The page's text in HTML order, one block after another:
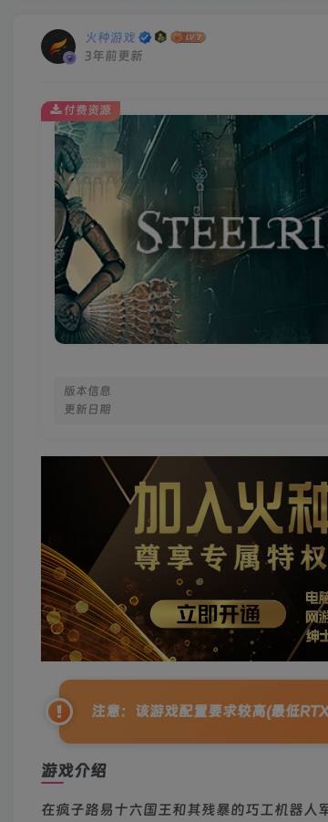
火种游戏
3年前更新
版本信息
更新日期
付费资源
注意：该游戏配置要求较高(最低
游戏介绍
在疯子路易十六国王和其残暴的巧工机器人